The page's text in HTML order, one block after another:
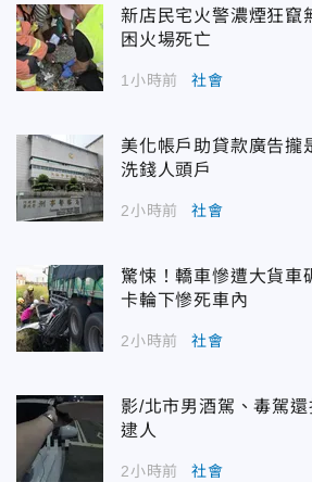
新店民宅火警濃煙狂
困火場死亡
1小時前 社會
美化帳戶助貸款廣告
洗錢人頭戶
2小時前 社會
驚悚！轎車慘遭大貨
卡輪下慘死車內
2小時前 社會
影/北市男酒駕、毒駕
逮人
2小時前 社會